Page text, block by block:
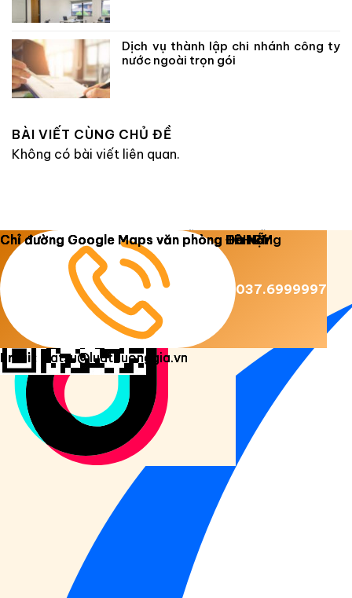
Dịch vụ thành lập chi nhánh công ty
nước ngoài trọn gói
BÀI VIẾT CÙNG CHỦ ĐỀ
Không có bài viết liên quan.
Copyright 2026 © Luật Dương Gia